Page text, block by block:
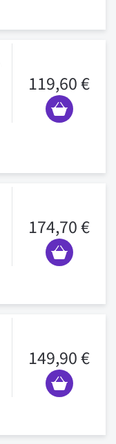
119,60 €
174,70 €
149,90 €